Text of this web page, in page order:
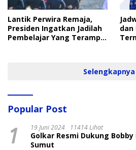
Lantik Perwira Remaja,
Presiden Ingatkan Jadilah
Pembelajar Yang Terampil
dan
Selengkapnya
Popular Post
1 19 Juni 2024 11414 Lihat
Golkar Resmi Dukung
Sumut